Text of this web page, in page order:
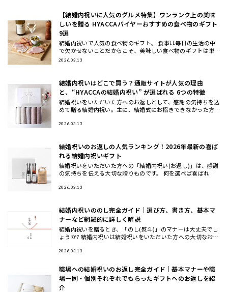
【結婚内祝いに人気のグルメ特集】ワンランク上の美味
しいを贈る HYACCAバイヤーおすすめの食べ物のギフト
9選
結婚内祝いで人気の食べ物のギフト。 食事は毎日の生活の中
で欠かせないことだからこそ、美味しい食べ物のギフトは単身
の方からファミリーまで幅広く喜ばれる結婚内祝いです。 そ
2026.03.13
結婚内祝いはどこで買う？通販サイトが人気の理由
と、“HYACCAの結婚内祝い” が選ばれる 6つの特徴
結婚祝いをいただいた方へのお返しとして、感謝の気持ちを込
めて贈る結婚内祝い。主に、結婚式にお招きできなかった方か
婚式をしてい
2026.03.13
結婚祝いのお返しの人気ランキング！2026年最新の喜ば
れる結婚内祝いギフト
結婚祝いをいただいた方への「結婚内祝い(お返し)」は、感謝
の気持ちを伝える大切な贈りものです。 何を選べば喜ばれる
テムを知
2026.03.13
結婚内祝いののし完全ガイド｜選び方、書き方、基本マ
ナーなど網羅的に詳しく解説
結婚内祝いを贈るとき、「のし(熨斗)」のマナーは大丈夫でし
ょうか? 結婚内祝いは結婚祝いをいただいた方への大切なお返
せん。
2026.03.13
職場への結婚祝いのお返し完全ガイド｜基本マナーや職
場一同・個別それぞれでもらったギフトへのお返しを紹
介